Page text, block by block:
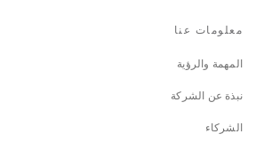
معلومات عنا
المهمة والرؤية
نبذة عن الشركة
الشركاء